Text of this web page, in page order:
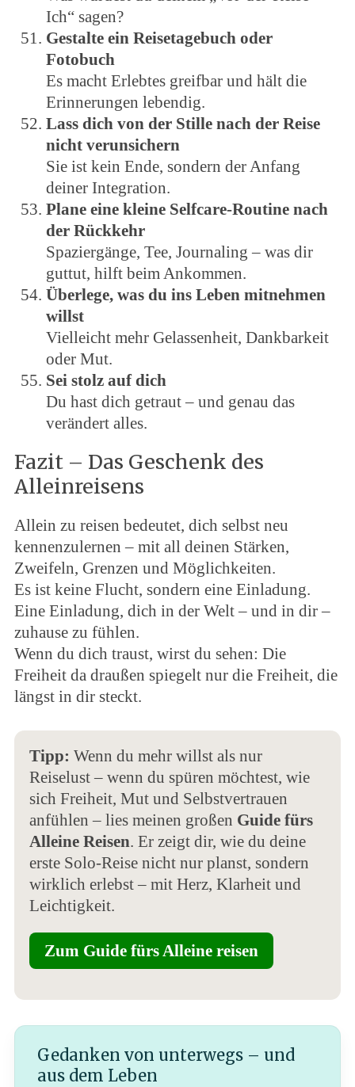
Ich“ sagen?
Gestalte ein Reisetagebuch oder
Fotobuch
Es macht Erlebtes greifbar und hält die
Erinnerungen lebendig.
Lass dich von der Stille nach der Reise
nicht verunsichern
Sie ist kein Ende, sondern der Anfang
deiner Integration.
Plane eine kleine Selfcare-Routine nach
der Rückkehr
Spaziergänge, Tee, Journaling – was dir
guttut, hilft beim Ankommen.
Überlege, was du ins Leben mitnehmen
willst
Vielleicht mehr Gelassenheit, Dankbarkeit
oder Mut.
Sei stolz auf dich
Du hast dich getraut – und genau das
verändert alles.
Fazit – Das Geschenk des
Alleinreisens
Allein zu reisen bedeutet, dich selbst neu
kennenzulernen – mit all deinen Stärken,
Zweifeln, Grenzen und Möglichkeiten.
Es ist keine Flucht, sondern eine Einladung.
Eine Einladung, dich in der Welt – und in dir –
zuhause zu fühlen.
Wenn du dich traust, wirst du sehen: Die
Freiheit da draußen spiegelt nur die Freiheit, die
längst in dir steckt.
Tipp: Wenn du mehr willst als nur
Reiselust – wenn du spüren möchtest, wie
sich Freiheit, Mut und Selbstvertrauen
anfühlen – lies meinen großen Guide fürs
Alleine Reisen. Er zeigt dir, wie du deine
erste Solo-Reise nicht nur planst, sondern
wirklich erlebst – mit Herz, Klarheit und
Leichtigkeit.
Zum Guide fürs Alleine reisen
Gedanken von unterwegs – und
aus dem Leben